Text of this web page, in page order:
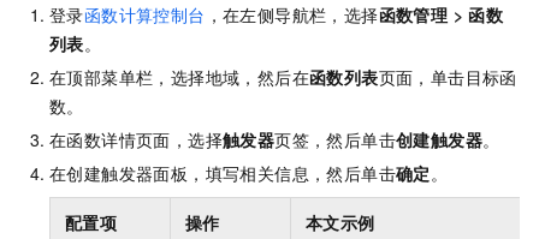
登录函数计算控制台 ，在左侧导航栏，选择函数管理 >函数
列表。
在顶部菜单栏，选择地域，然后在函数列表页面，单击目标函
数。
在函数详情页面，选择触发器页签，然后单击创建触发器。
在创建触发器面板，填写相关信息，然后单击确定 。
配置项 操作 本文示例